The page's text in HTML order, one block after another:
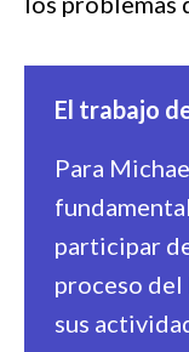
El trabajo
Para
participar
proceso del
sus